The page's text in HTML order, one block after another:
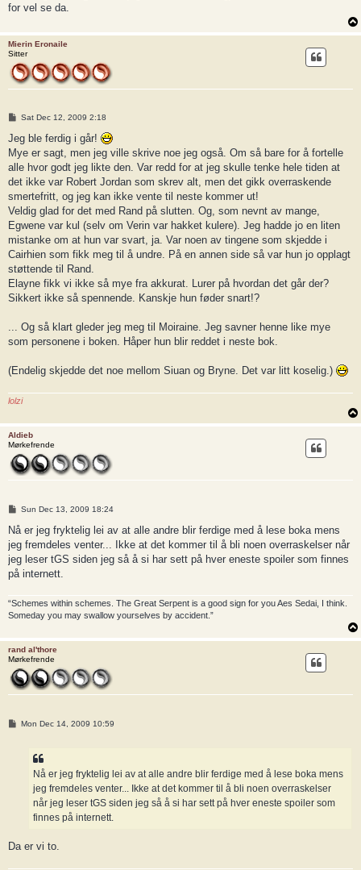
for vel se da.
Mierin Eronaile
Sitter
P
s
Sat Dec 12, 2009 2:18
Jeg ble ferdig i går!
Mye er sagt, men jeg ville skrive noe jeg også. Om så bare for å fortelle
alle hvor godt jeg likte den. Var redd for at jeg skulle tenke hele tiden at
det ikke var Robert Jordan som skrev alt, men det gikk overraskende
smertefritt, og jeg kan ikke vente til neste kommer ut!
Veldig glad for det med Rand på slutten. Og, som nevnt av mange,
Egwene var kul (selv om Verin var hakket kulere). Jeg hadde jo en liten
mistanke om at hun var svart, ja. Var noen av tingene som skjedde i
Cairhien som fikk meg til å undre. På en annen side så var hun jo opplagt
støttende til Rand.
Elayne fikk vi ikke så mye fra akkurat. Lurer på hvordan det går der?
Sikkert ikke så spennende. Kanskje hun føder snart!?
... Og så klart gleder jeg meg til Moiraine. Jeg savner henne like mye
som personene i boken. Håper hun blir reddet i neste bok.
(Endelig skjedde det noe mellom Siuan og Bryne. Det var litt koselig.)
lolzi
Aldieb
Mørkefrende
P
s
Sun Dec 13, 2009 18:24
Nå er jeg fryktelig lei av at alle andre blir ferdige med å lese boka mens
jeg fremdeles venter... Ikke at det kommer til å bli noen overraskelser når
jeg leser tGS siden jeg så å si har sett på hver eneste spoiler som finnes
på internett.
“Schemes within schemes. The Great Serpent is a good sign for you Aes Sedai, I think.
Someday you may swallow yourselves by accident.”
rand al'thore
Mørkefrende
PMon Dec 14, 2009 10:59
Nå er jeg fryktelig lei av at alle andre blir ferdige med å lese boka mens
jeg fremdeles venter... Ikke at det kommer til å bli noen overraskelser
når jeg leser tGS siden jeg så å si har sett på hver eneste spoiler som
finnes på internett.
Da er vi to.